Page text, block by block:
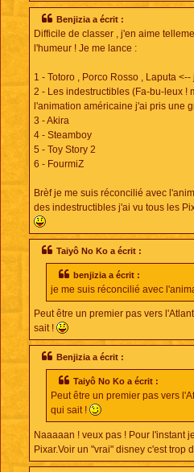
Benjizia a écrit :
Difficile de classer , j'en aime
l'humeur ! Je me lance :
1 - Totoro , Porco Rosso , Laputa
2 - Les indestructibles (Fa-bu-leux !
l'animation américaine j'ai pris une
3 - Akira
4 - Steamboy
5 - Toy Story 2
6 - FourmiZ
Brèf je me suis réconcilié avec
des indestructibles j'ai vu tous les
Taiyô No Ko a écrit :
benjizia a écrit :
je me suis réconcilié avec
Peut être un premier pas vers
sait !
Benjizia a écrit :
Taiyô No Ko a écrit :
Peut être un premier pas vers
qui sait !
Naaaaan ! veux pas ! Pour l'instant
Pixar.Voir un "vrai" disney c'est trop